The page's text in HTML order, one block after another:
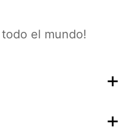
el mundo!